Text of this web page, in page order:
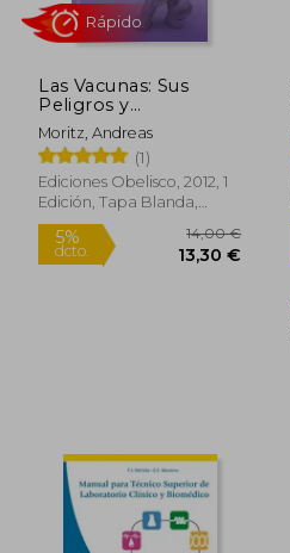
5% 138,69 €
Las Vacunas: Sus
Peligros y
Consecencias = The
Vaccines
Moritz, Andreas
(1)
Ediciones Obelisco, 2012, 1
Edición, Tapa Blanda,
Nuevo